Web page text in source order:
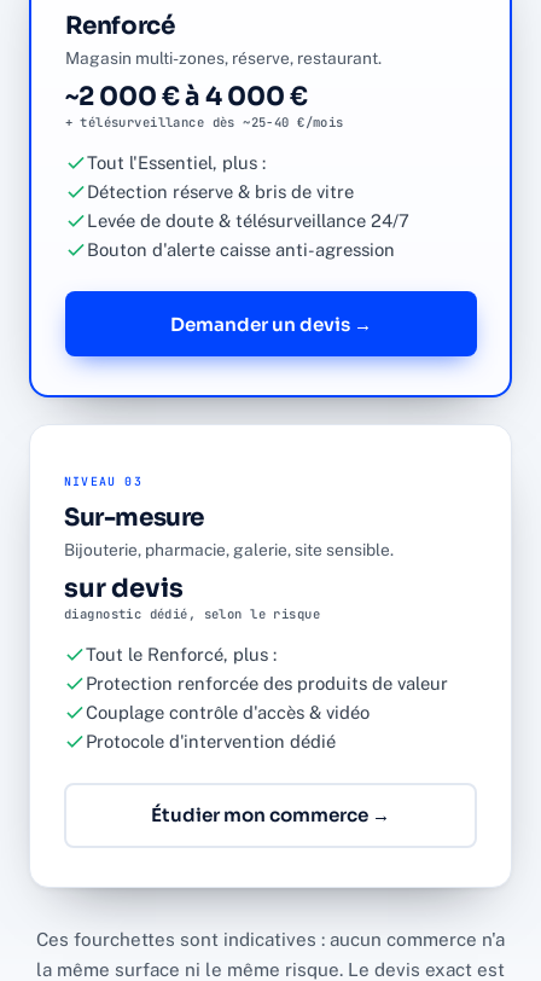
Renforcé
Magasin multi-zones, réserve, restaurant.
~2 000 € à 4 000 €
+ télésurveillance dès ~25-40 €/mois
Tout l'Essentiel, plus :
Détection réserve & bris de vitre
Levée de doute & télésurveillance 24/7
Bouton d'alerte caisse anti-agression
Demander un devis →
NIVEAU 03
Sur-mesure
Bijouterie, pharmacie, galerie, site sensible.
sur devis
diagnostic dédié, selon le risque
Tout le Renforcé, plus :
Protection renforcée des produits de valeur
Couplage contrôle d'accès & vidéo
Protocole d'intervention dédié
Étudier mon commerce →
Ces fourchettes sont indicatives : aucun commerce n'a
la même surface ni le même risque. Le devis exact est